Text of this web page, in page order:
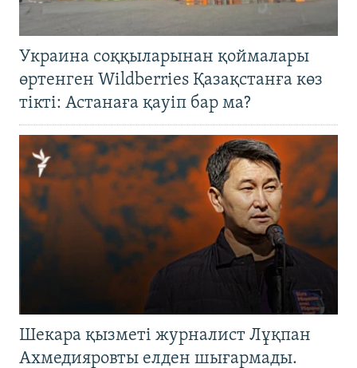
Украина соққыларынан қоймалары
өртенген Wildberries Қазақстанға көз
тікті: Астанаға қауіп бар ма?
Шекара қызметі журналист Лұқпан
Ахмедияровты елден шығармады.